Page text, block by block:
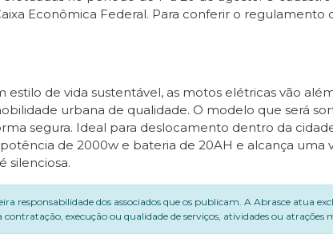
Econômica Federal. Para conferir o regulamento
de vida sustentável, as motos elétricas vão
urbana de qualidade. O modelo que será
segura. Ideal para deslocamento dentro da
de 2000w e bateria de 20AH e alcança uma
silenciosa.
responsabilidade dos associados que os publicam. A Abrasce atua
execução ou qualidade de serviços, atividades ou atrações